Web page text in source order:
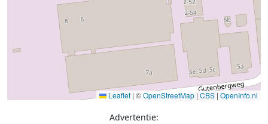
Leaflet | ©OpenStreetMap | CBS | OpenInfo.nl
Advertentie: